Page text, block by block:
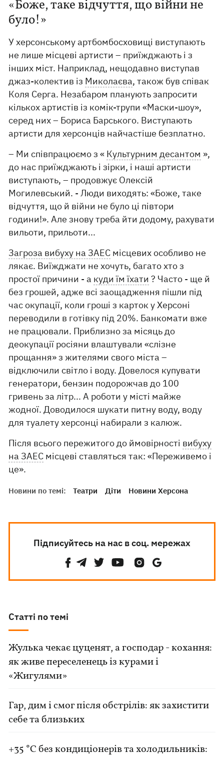
«Боже, таке відчуття, що війни не
було!»
У херсонському артбомбосховищі виступають
не лише місцеві артисти – приїжджають і з
інших міст. Наприклад, нещодавно виступав
джаз-колектив із Миколаєва, також був співак
Коля Серга. Незабаром планують запросити
кількох артистів із комік-трупи «Маски-шоу»,
серед них – Бориса Барського. Виступають
артисти для херсонців найчастіше безплатно.
– Ми співпрацюємо з « Культурним десантом »,
до нас приїжджають і зірки, і наші артисти
виступають, – продовжує Олексій
Могилевський. - Люди виходять: «Боже, таке
відчуття, що й війни не було ці півтори
години!». Але знову треба йти додому, рахувати
вильоти, прильоти...
Загроза вибуху на ЗАЕС місцевих особливо не
лякає. Виїжджати не хочуть, багато хто з
простої причини - а куди їм їхати ? Часто - ще й
без грошей, адже всі заощадження пішли під
час окупації, коли гроші з карток у Херсоні
переводили в готівку під 20%. Банкомати вже
не працювали. Приблизно за місяць до
деокупації росіяни влаштували «слізне
прощання» з жителями свого міста –
відключили світло і воду. Довелося купувати
генератори, бензин подорожчав до 100
гривень за літр... А роботи у місті майже
жодної. Доводилося шукати питну воду, воду
для туалету херсонці набирали з калюж.
Після всього пережитого до ймовірності вибуху
на ЗАЕС місцеві ставляться так: «Переживемо і
це».
Новини по темі: Театри Діти Новини Херсона
Підписуйтесь на нас в соц. мережах
Статті по темі
Жулька чекає цуценят, а господар - кохання:
як живе переселенець із курами і
«Жигулями»
Гар, дим і смог після обстрілів: як захистити
себе та близьких
+35 °C без кондиціонерів та холодильників: